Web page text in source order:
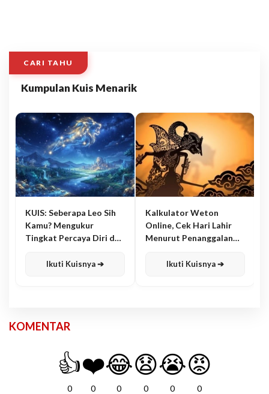
CARI TAHU
Kumpulan Kuis Menarik
KUIS: Seberapa Leo Sih
Kamu? Mengukur
Tingkat Percaya Diri dan
Ikuti Kuisnya ➔
Kalkulator Weton
Online, Cek Hari Lahir
Menurut Penanggalan
Ikuti Kuisnya ➔
KOMENTAR
👍
0
❤️
0
😂
0
😧
0
😭
0
😡
0